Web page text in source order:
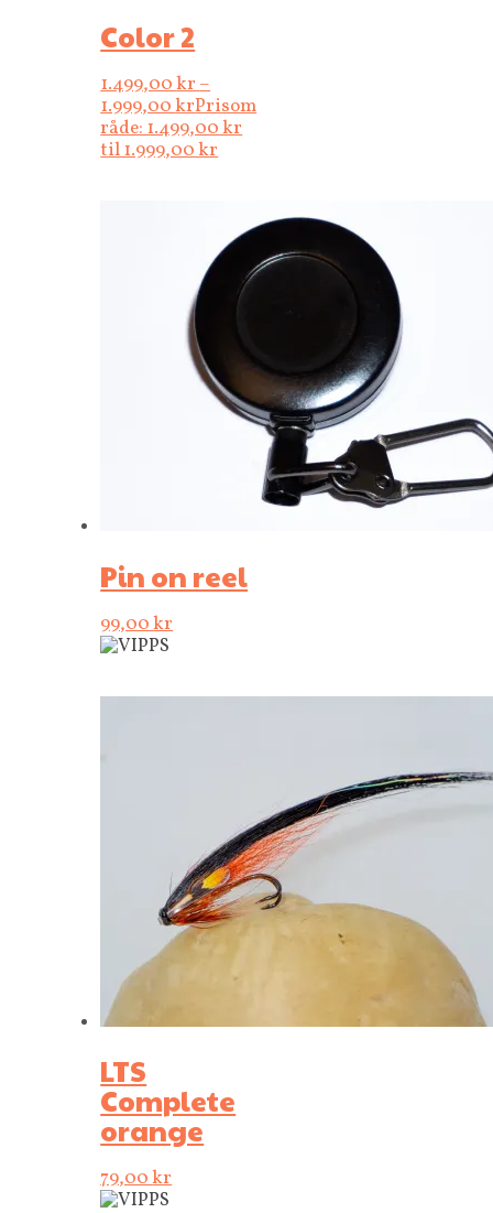
Color 2
1.499,00kr–
1.999,00krPrisom
råde: 1.499,00 kr
til 1.999,00 kr
Pin on reel
99,00kr
LTS
Complete
orange
79,00kr